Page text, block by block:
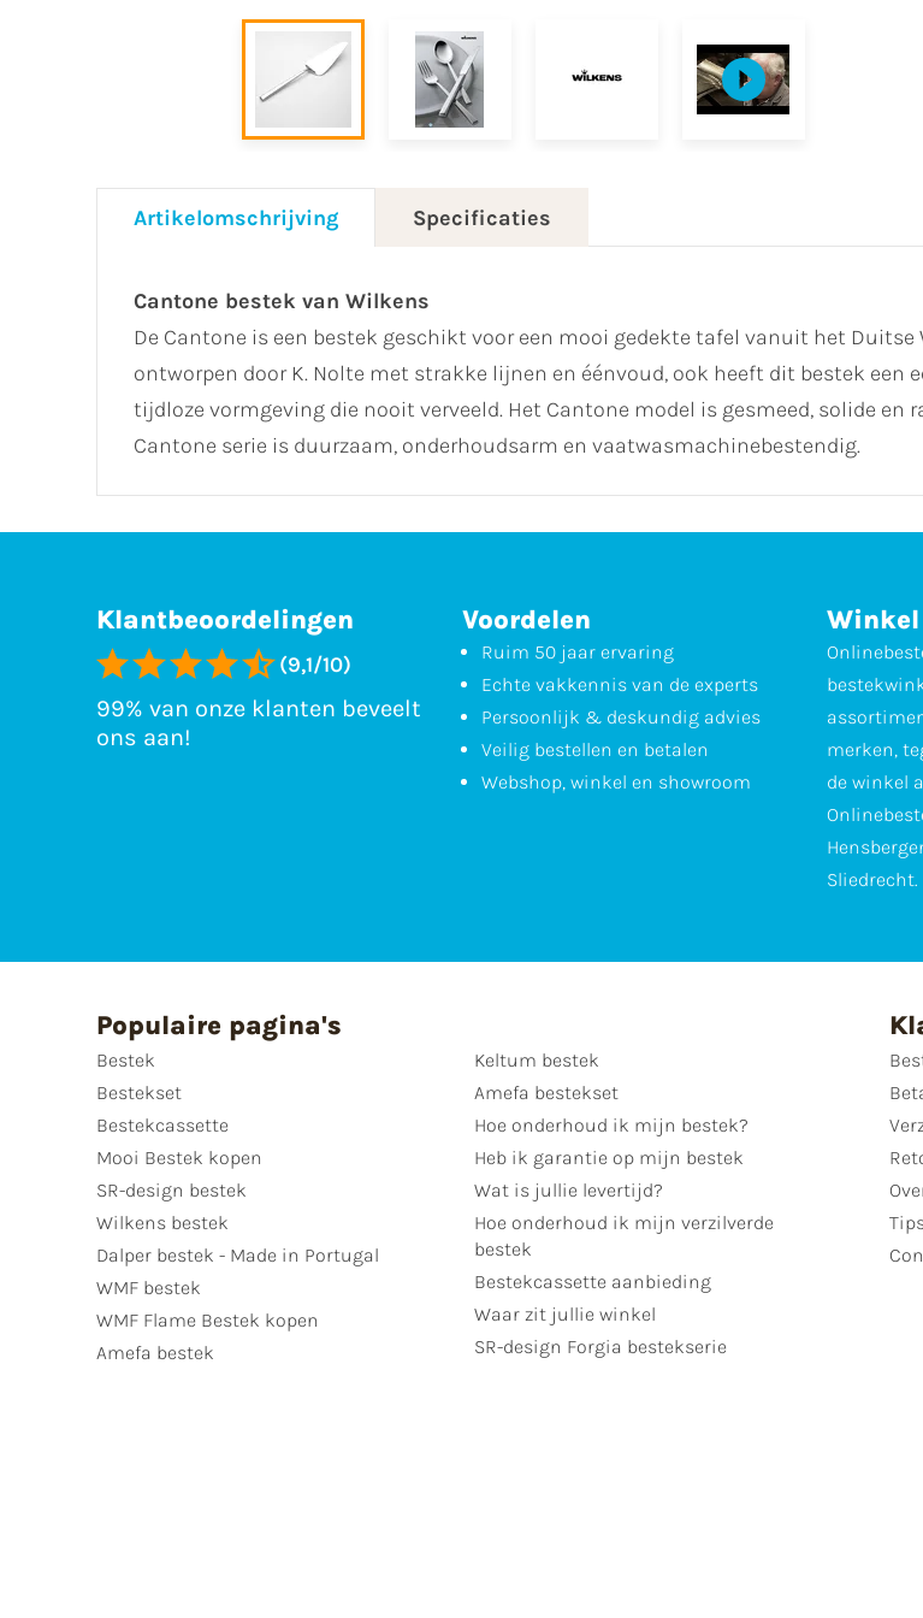
Artikelomschrijving Specificaties
Cantone bestek van Wilkens
De Cantone is een bestek geschikt voor een mooi gedekte tafel vanuit het
ontworpen door K. Nolte met strakke lijnen en éénvoud, ook heeft dit bestek
tijdloze vormgeving die nooit verveeld. Het Cantone model is gesmeed, solide en
Cantone serie is duurzaam, onderhoudsarm en vaatwasmachinebestendig.
Klantbeoordelingen
(9,1/10)
99% van onze klanten beveelt
ons aan!
Voordelen
Ruim 50 jaar ervaring
Echte vakkennis van de experts
Persoonlijk & deskundig advies
Veilig bestellen en betalen
Webshop, winkel en showroom
Winkel
merken,
de winkel
Sliedrecht.
Populaire pagina's
Bestek
Bestekset
Bestekcassette
Mooi Bestek kopen
SR-design bestek
Wilkens bestek
Dalper bestek - Made in Portugal
WMF bestek
WMF Flame Bestek kopen
Amefa bestek
Keltum bestek
Amefa bestekset
Hoe onderhoud ik mijn bestek?
Heb ik garantie op mijn bestek
Wat is jullie levertijd?
Hoe onderhoud ik mijn verzilverde
bestek
Bestekcassette aanbieding
Waar zit jullie winkel
SR-design Forgia bestekserie